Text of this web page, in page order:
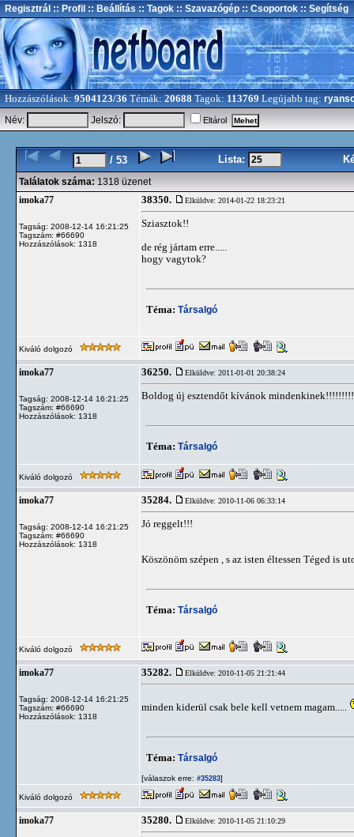
Regisztrál :: Profil :: Beállítás :: Tagok :: Szavazógép :: Csoportok :: Segítség
Hozzászólások: 9504123/36 Témák: 20688 Tagok: 113769 Legújabb tag:
Név:
Jelszó: Eltárol
/ 53 Lista:
Találatok száma: 1318 üzenet
imoka77
Tagság: 2008-12-14 16:21:25
Tagszám: #66690
Hozzászólások: 1318
38350. Elküldve: 2014-01-22 18:23:21
Sziasztok!!
de rég jártam erre.....
hogy vagytok?
Téma: Társalgó
Kiváló dolgozó
imoka77
Tagság: 2008-12-14 16:21:25
Tagszám: #66690
Hozzászólások: 1318
36250. Elküldve: 2011-01-01 20:38:24
Boldog új esztendőt kívánok
Téma: Társalgó
Kiváló dolgozó
imoka77
Tagság: 2008-12-14 16:21:25
Tagszám: #66690
Hozzászólások: 1318
35284. Elküldve: 2010-11-06 06:33:14
Jó reggelt!!!
Köszönöm szépen , s az isten éltessen Téged is
Téma: Társalgó
Kiváló dolgozó
imoka77
Tagság: 2008-12-14 16:21:25
Tagszám: #66690
Hozzászólások: 1318
35282. Elküldve: 2010-11-05 21:21:44
minden kiderül csak bele kell vetnem magam.....
Téma: Társalgó
[válaszok erre: #35283]
Kiváló dolgozó
imoka77 35280. Elküldve: 2010-11-05 21:10:29